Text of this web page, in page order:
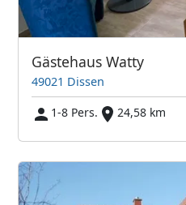
Gästehaus Watty
49021 Dissen
1-8 Pers.
24,58 km